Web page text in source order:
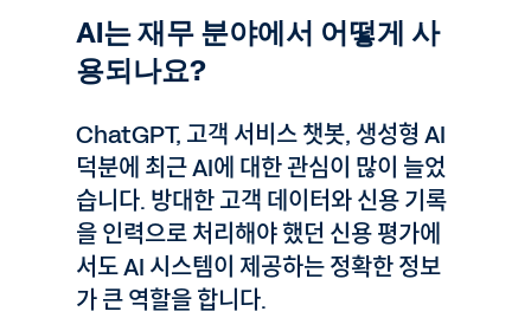
AI는 재무 분야에서 어떻게 사
용되나요?
ChatGPT, 고객 서비스 챗봇, 생성형 AI
덕분에 최근 AI에 대한 관심이 많이 늘었
습니다. 방대한 고객 데이터와 신용 기록
을 인력으로 처리해야 했던 신용 평가에
서도 AI 시스템이 제공하는 정확한 정보
가 큰 역할을 합니다.